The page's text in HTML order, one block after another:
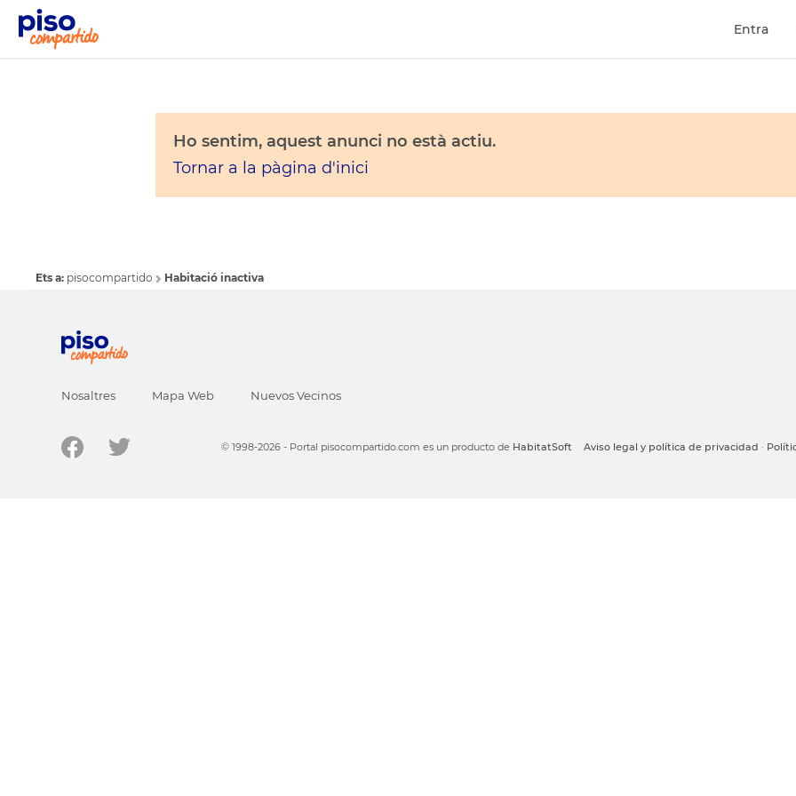
Entra
Ho sentim, aquest anunci no està actiu.
Tornar a la pàgina d'inici
Ets a: pisocompartido Habitació inactiva
Nosaltres Mapa Web Nuevos Vecinos
© 1998-2026 - Portal pisocompartido.com es un producto de HabitatSoft Aviso legal y política de privacidad ·